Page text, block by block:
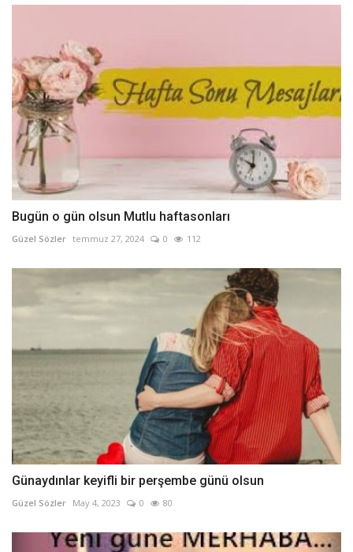
Bugün o gün olsun Mutlu haftasonları
Güzel Sözler temmuz 27, 2024 0 112
Günaydınlar keyifli bir perşembe günü olsun
Güzel Sözler May 4, 2023 0 80